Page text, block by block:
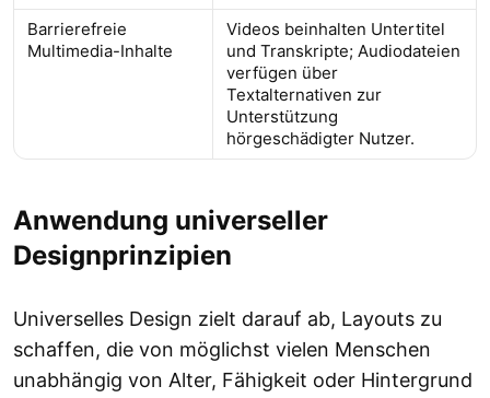
Barrierefreie
Multimedia-Inhalte
Videos beinhalten Untertitel
und Transkripte; Audiodateien
verfügen über
Textalternativen zur
Unterstützung
hörgeschädigter Nutzer.
Anwendung universeller
Designprinzipien
Universelles Design zielt darauf ab, Layouts zu
schaffen, die von möglichst vielen Menschen
unabhängig von Alter, Fähigkeit oder Hintergrund